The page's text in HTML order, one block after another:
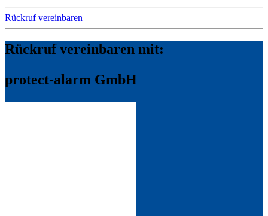
Rückruf vereinbaren
Rückruf vereinbaren mit:
protect-alarm GmbH